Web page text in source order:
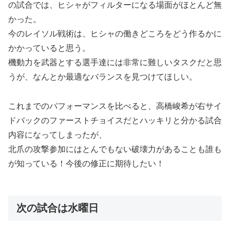
の試合では、ヒシャがフィルターになる場面がほとんど無
かった。
今のレイソル戦術は、ヒシャの働きどころをどう作るかに
かかっていると思う。
機動力を武器とする選手達には非常に難しいタスクだと思
うが、なんとか最適なバランスを見つけてほしい。
これまでのパフォーマンスを比べると、高橋峻希が右サイ
ドバックのファーストチョイスだとハッキリと分かる試合
内容になってしまったが、
北爪の攻撃参加にはとんでもない破壊力があることも誰も
が知っている！今後の修正に期待したい！
次の試合は水曜日